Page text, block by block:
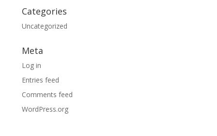
Categories
Uncategorized
Meta
Log in
Entries feed
Comments feed
WordPress.org